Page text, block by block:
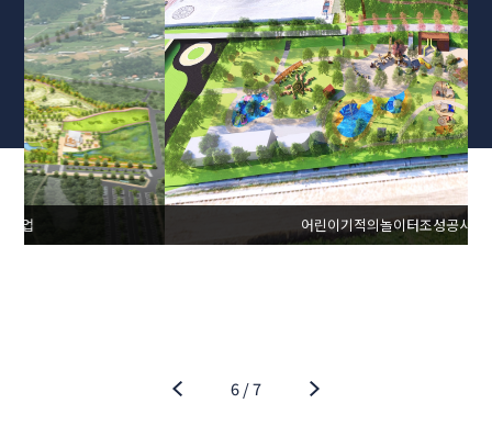
어린이기적의놀이터조성공사
6/7